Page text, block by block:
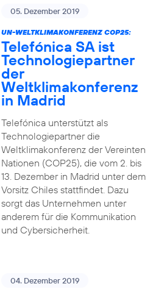
05. Dezember 2019
UN-WELTKLIMAKONFERENZ COP25:
Telefónica SA ist
Technologiepartner
der
Weltklimakonferenz
in Madrid
Telefónica unterstützt als
Technologiepartner die
Weltklimakonferenz der Vereinten
Nationen (COP25), die vom 2. bis
13. Dezember in Madrid unter dem
Vorsitz Chiles stattfindet. Dazu
sorgt das Unternehmen unter
anderem für die Kommunikation
und Cybersicherheit.
04. Dezember 2019